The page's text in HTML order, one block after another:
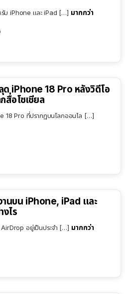
หรับ iPhone และ iPad […] มากกว่า
iPhone 18 Pro หลังวิดีโอ
สื่อโซเชียล
18 Pro ที่ปรากฏบนโลกออนไล […]
นบน iPhone, iPad และ
ไร
อยู่เป็นประจำ […] มากกว่า